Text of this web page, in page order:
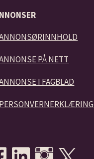
PÅ NETT
I FAGBLAD
PERSONVERNERKLÆRING